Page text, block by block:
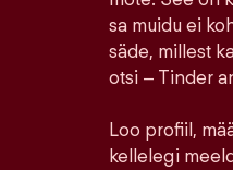
sa muidu ei
säde, millest
otsi – Tinder
Loo profiil,
kellelegi